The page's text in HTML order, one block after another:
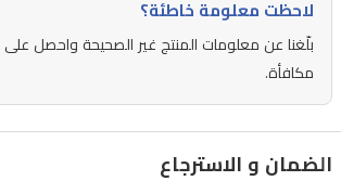
الحرارة
الزائدة
تجعل
الاستخدام
ومريحًا
لاحظت معلومة خاطئة؟
بلّغنا عن معلومات المنتج غير الصحيحة واحصل على
مكافأة.
الضمان و الاسترجاع